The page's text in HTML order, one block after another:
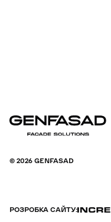
© 2026 GENFASAD
РОЗРОБКА САЙТУ: